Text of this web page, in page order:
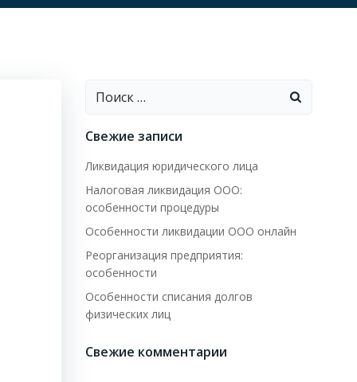
Найти:
Свежие записи
Ликвидация юридического лица
Налоговая ликвидация ООО:
особенности процедуры
Особенности ликвидации ООО онлайн
Реорганизация предприятия:
особенности
Особенности списания долгов
физических лиц
Свежие комментарии